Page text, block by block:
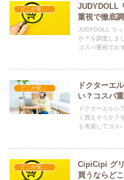
どこが安い？-コスメ・美容品
JUDYDOLL
重視で徹底
JUDYDOLL リ
か？を調査しま
コスパ重視でお
どこが安い？-コスメ・美容品
ドクターエ
い？コスパ
ドクターエルシ
く買えそうか？
も考慮してコス
どこが安い？-コスメ・美容品
CipiCipi グ
買うならど